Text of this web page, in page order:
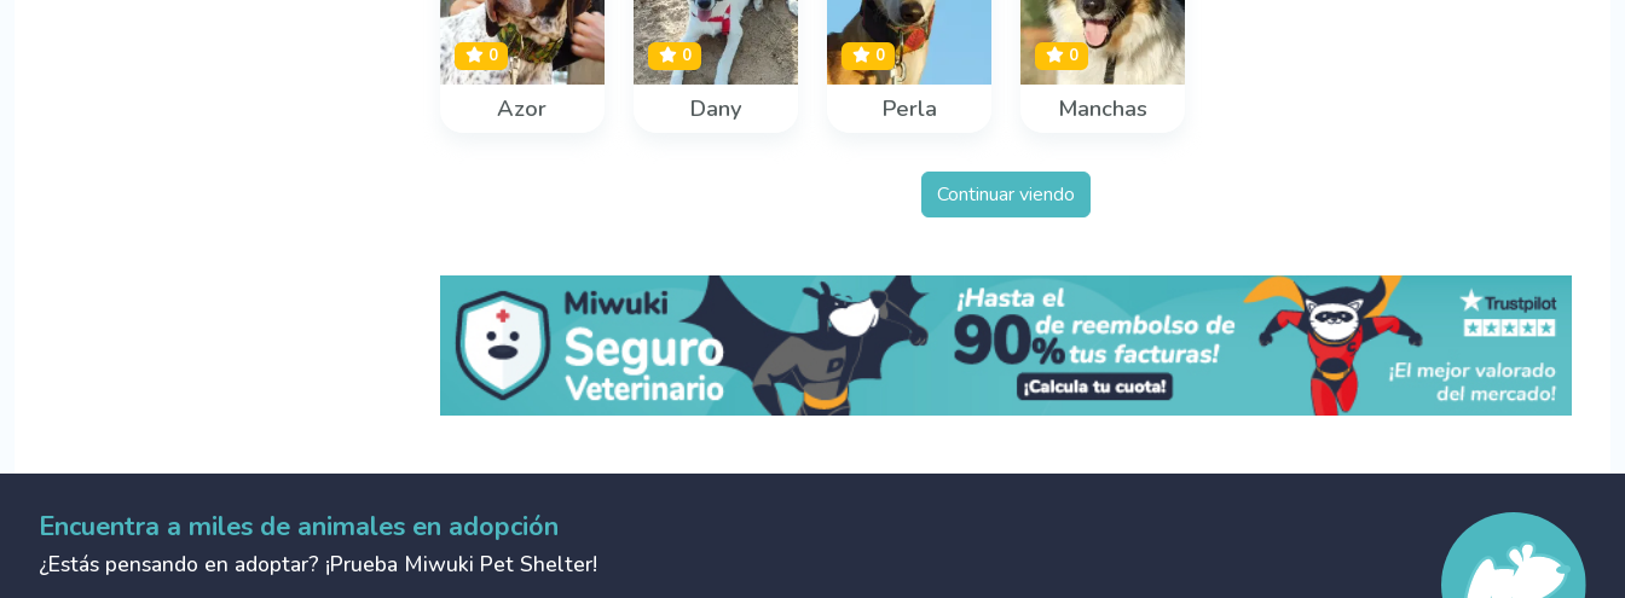
0
Azor
0
Dany
0
Perla
0
Manchas
Continuar viendo
Encuentra a miles de animales en adopción
¿Estás pensando en adoptar? ¡Prueba Miwuki Pet Shelter!